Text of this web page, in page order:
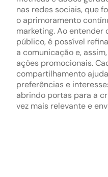
nas redes sociais, que
o aprimoramento
marketing. Ao
público, é possível
a comunicação e,
ações promocionais.
compartilhamento
preferências e
abrindo portas para a
vez mais relevante e